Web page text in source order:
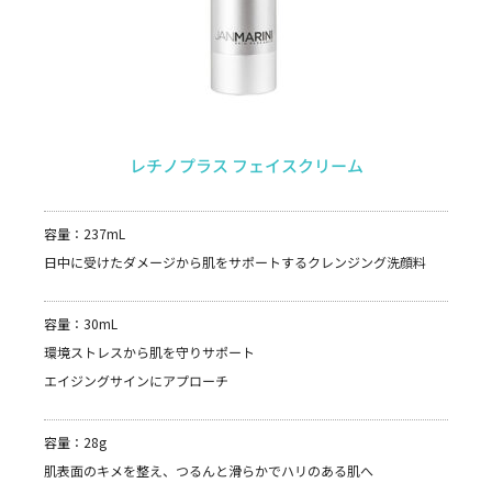
レチノプラス フェイスクリーム
容量：237mL
日中に受けたダメージから肌をサポートするクレンジング洗顔料
容量：30mL
環境ストレスから肌を守りサポート
エイジングサインにアプローチ
容量：28g
肌表面のキメを整え、つるんと滑らかでハリのある肌へ